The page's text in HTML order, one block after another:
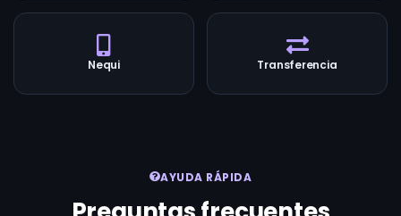
Nequi Transferencia
AYUDA RÁPIDA